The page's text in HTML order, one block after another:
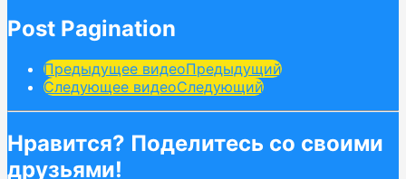
Post Pagination
Предыдущее видеоПредыдущий
Следующее видеоСледующий
Нравится? Поделитесь со своими
друзьями!